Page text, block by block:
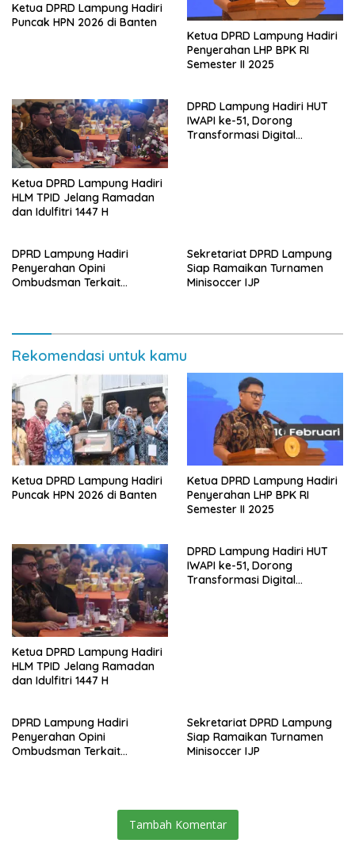
Ketua DPRD Lampung Hadiri
Puncak HPN 2026 di Banten
Ketua DPRD Lampung Hadiri
Penyerahan LHP BPK RI
Semester II 2025
Ketua DPRD Lampung Hadiri
HLM TPID Jelang Ramadan
dan Idulfitri 1447 H
DPRD Lampung Hadiri HUT
IWAPI ke-51, Dorong
Transformasi Digital
DPRD Lampung Hadiri
Penyerahan Opini
Ombudsman Terkait
Sekretariat DPRD Lampung
Siap Ramaikan Turnamen
Minisoccer IJP
Rekomendasi untuk kamu
Ketua DPRD Lampung Hadiri
Puncak HPN 2026 di Banten
Ketua DPRD Lampung Hadiri
Penyerahan LHP BPK RI
Semester II 2025
Ketua DPRD Lampung Hadiri
HLM TPID Jelang Ramadan
dan Idulfitri 1447 H
DPRD Lampung Hadiri HUT
IWAPI ke-51, Dorong
Transformasi Digital
DPRD Lampung Hadiri
Penyerahan Opini
Ombudsman Terkait
Sekretariat DPRD Lampung
Siap Ramaikan Turnamen
Minisoccer IJP
Tambah Komentar